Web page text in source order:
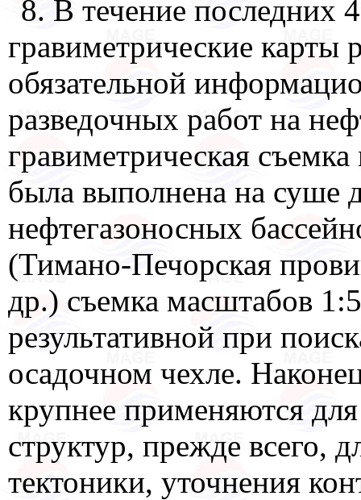
8. В течение последних
гравиметрические карты
обязательной
разведочных работ на
гравиметрическая
была выполнена на суше
нефтегазоносных
(Тимано-Печорская
др.) съемка масштабов
результативной при
осадочном чехле.
крупнее применяются
структур, прежде всего,
тектоники, уточнения